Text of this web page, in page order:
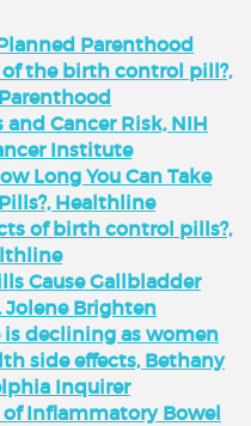
Parenthood
the birth control pill?,
Cancer Risk, NIH
Institute
Long You Can Take
Healthline
of birth control pills?,
Cause Gallbladder
Jolene Brighten
declining as women
side effects, Bethany
Inquirer
of Inflammatory Bowel